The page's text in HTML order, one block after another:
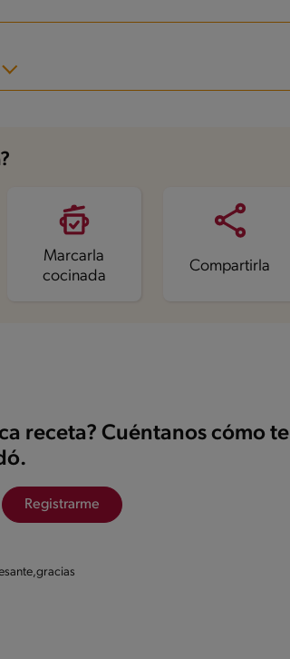
Marcarla
cocinada
Compartirla
receta? Cuéntanos cómo te
Registrarme